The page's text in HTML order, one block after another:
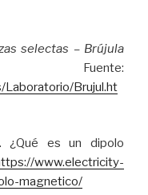
selectas – Brújula
Fuente:
Laboratorio/Brujul.ht
¿Qué es un dipolo
www.electricity-
magnetico/